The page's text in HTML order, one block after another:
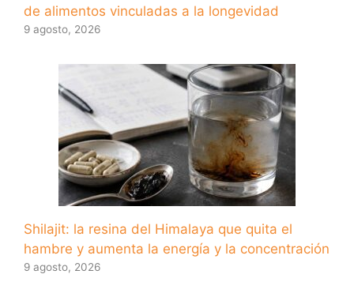
de alimentos vinculadas a la longevidad
9 agosto, 2026
Shilajit: la resina del Himalaya que quita el
hambre y aumenta la energía y la concentración
9 agosto, 2026